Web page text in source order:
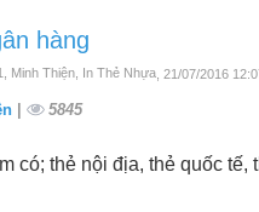
hàng
Minh Thiện, In Thẻ Nhựa , 21/07/2016
| 5845
có; thẻ nội địa, thẻ quốc